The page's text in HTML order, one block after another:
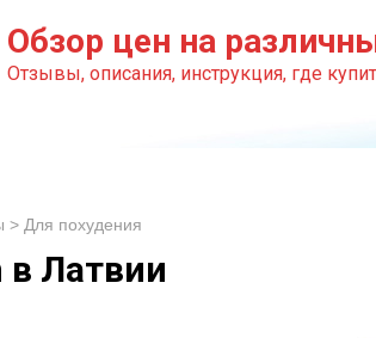
Обзор цен на
Отзывы, описания, инструкция, где
> Для похудения
в Латвии